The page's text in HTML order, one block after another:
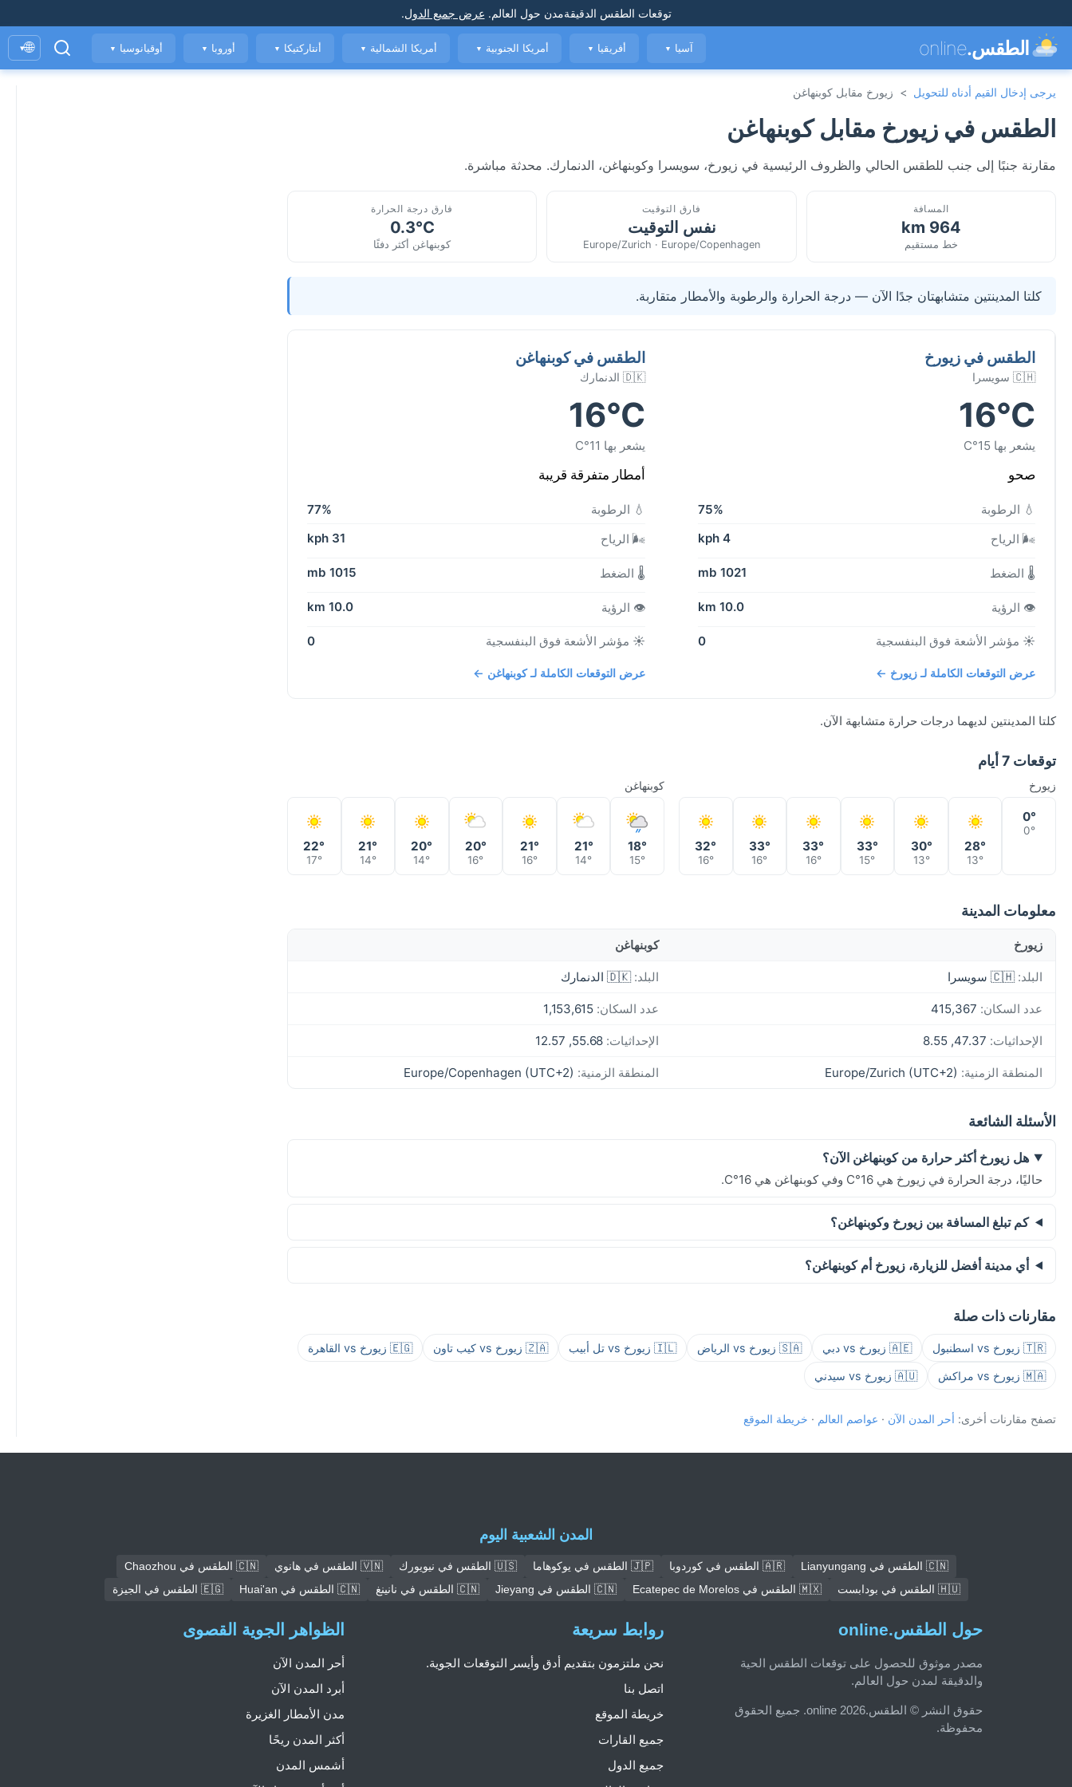
توقعات الطقس الدقيقةمدن حول العالم. عرض جميع الدول.
الطقس.online آسيا ▼ أفريقيا ▼ أمريكا الجنوبية ▼ أمريكا الشمالية ▼ أنتاركتيكا ▼ أوروبا ▼ أوقيانوسيا ▼
🌐
▾
يرجى إدخال القيم أدناه للتحويل > زيورخ مقابل كوبنهاغن
الطقس في زيورخ مقابل كوبنهاغن
مقارنة جنبًا إلى جنب للطقس الحالي والظروف الرئيسية في زيورخ، سويسرا وكوبنهاغن، الدنمارك. محدثة مباشرة.
المسافة
964 km
خط مستقيم
فارق التوقيت
نفس التوقيت
Europe/Zurich · Europe/Copenhagen
فارق درجة الحرارة
0.3°C
كوبنهاغن أكثر دفئًا
كلتا المدينتين متشابهتان جدًا الآن — درجة الحرارة والرطوبة والأمطار متقاربة.
الطقس في زيورخ
🇨🇭 سويسرا
16°C
يشعر بها 15°C
صحو
💧 الرطوبة
75%
🌬️ الرياح
4 kph
🌡️ الضغط 1021 mb
👁️ الرؤية 10.0 km
☀️ مؤشر الأشعة فوق البنفسجية 0
عرض التوقعات الكاملة لـ زيورخ ←
الطقس في كوبنهاغن
🇩🇰 الدنمارك
16°C
يشعر بها 11°C
أمطار متفرقة قريبة
💧 الرطوبة
77%
🌬️ الرياح
31 kph
🌡️ الضغط 1015 mb
👁️ الرؤية 10.0 km
☀️ مؤشر الأشعة فوق البنفسجية 0
عرض التوقعات الكاملة لـ كوبنهاغن ←
كلتا المدينتين لديهما درجات حرارة متشابهة الآن.
توقعات 7 أيام
زيورخ
0°
0°
28°
13°
30°
13°
33°
15°
33°
16°
33°
16°
32°
16°
كوبنهاغن
18°
15°
21°
14°
21°
16°
20°
16°
20°
14°
21°
14°
22°
17°
معلومات المدينة
زيورخ كوبنهاغن
البلد: 🇨🇭 سويسرا البلد: 🇩🇰 الدنمارك
عدد السكان: عدد السكان:
الإحداثيات: الإحداثيات:
المنطقة الزمنية: المنطقة الزمنية:
الأسئلة الشائعة
هل زيورخ أكثر حرارة من كوبنهاغن الآن؟
حاليًا، درجة الحرارة في زيورخ هي 16°C وفي كوبنهاغن هي 16°C.
كم تبلغ المسافة بين زيورخ وكوبنهاغن؟
أي مدينة أفضل للزيارة، زيورخ أم كوبنهاغن؟
مقارنات ذات صلة
🇹🇷 زيورخ vs اسطنبول 🇦🇪 زيورخ vs دبي 🇸🇦 زيورخ vs الرياض 🇮🇱 زيورخ vs تل أبيب 🇿🇦 زيورخ vs كيب تاون 🇪🇬 زيورخ vs القاهرة
🇲🇦 زيورخ vs مراكش 🇦🇺 زيورخ vs سيدني
تصفح مقارنات أخرى: أحر المدن الآن · عواصم العالم · خريطة الموقع
المدن الشعبية اليوم
🇨🇳 الطقس في Lianyungang 🇦🇷 الطقس في كوردوبا 🇯🇵 الطقس في يوكوهاما 🇺🇸 الطقس في نيويورك 🇻🇳 الطقس في هانوي
🇨🇳 الطقس في Chaozhou
🇭🇺 الطقس في بودابست
🇲🇽 الطقس في Ecatepec de Morelos 🇨🇳 الطقس في Jieyang 🇨🇳 الطقس في نانينغ 🇨🇳 الطقس في Huai'an 🇪🇬 الطقس في الجيزة
حول الطقس.online
مصدر موثوق للحصول على توقعات الطقس الحية
والدقيقة لمدن حول العالم.
حقوق النشر © الطقس.online 2026. جميع الحقوق
محفوظة.
روابط سريعة
نحن ملتزمون بتقديم أدق وأيسر التوقعات الجوية.
اتصل بنا
خريطة الموقع
جميع القارات
جميع الدول
الظواهر الجوية القصوى
أحر المدن الآن
أبرد المدن الآن
مدن الأمطار الغزيرة
أكثر المدن ريحًا
أشمس المدن